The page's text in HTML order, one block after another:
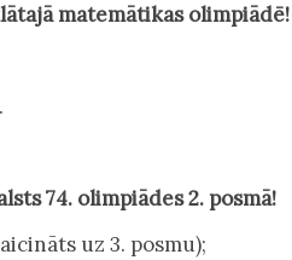
matemātikas olimpiādē!
74. olimpiādes 2. posmā!
uz 3. posmu);